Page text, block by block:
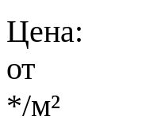
Цена:
от
*/м²